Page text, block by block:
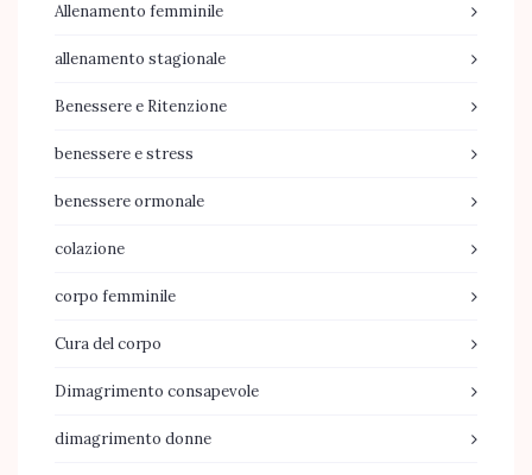
Allenamento femminile
allenamento stagionale
Benessere e Ritenzione
benessere e stress
benessere ormonale
colazione
corpo femminile
Cura del corpo
Dimagrimento consapevole
dimagrimento donne